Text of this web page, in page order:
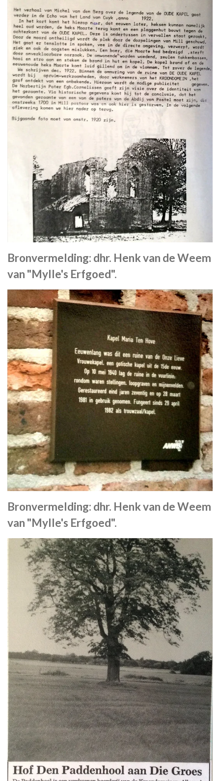
Bronvermelding: dhr. Henk van de Weem
van "Mylle's Erfgoed".
Bronvermelding: dhr. Henk van de Weem
van "Mylle's Erfgoed".